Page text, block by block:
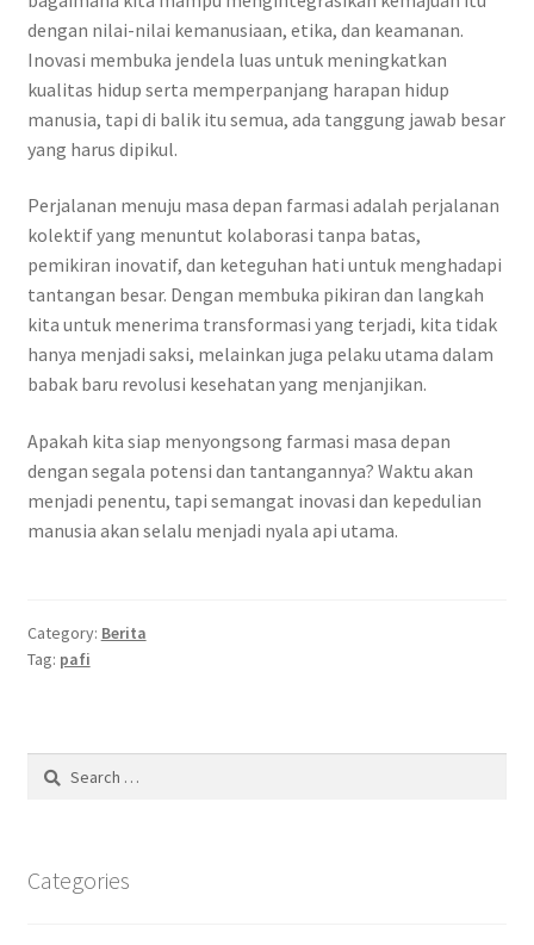
dengan nilai-nilai kemanusiaan, etika, dan keamanan.
Inovasi membuka jendela luas untuk meningkatkan
kualitas hidup serta memperpanjang harapan hidup
manusia, tapi di balik itu semua, ada tanggung jawab besar
yang harus dipikul.
Perjalanan menuju masa depan farmasi adalah perjalanan
kolektif yang menuntut kolaborasi tanpa batas,
pemikiran inovatif, dan keteguhan hati untuk menghadapi
tantangan besar. Dengan membuka pikiran dan langkah
kita untuk menerima transformasi yang terjadi, kita tidak
hanya menjadi saksi, melainkan juga pelaku utama dalam
babak baru revolusi kesehatan yang menjanjikan.
Apakah kita siap menyongsong farmasi masa depan
dengan segala potensi dan tantangannya? Waktu akan
menjadi penentu, tapi semangat inovasi dan kepedulian
manusia akan selalu menjadi nyala api utama.
Category: Berita
Tag: pafi
Search
Categories